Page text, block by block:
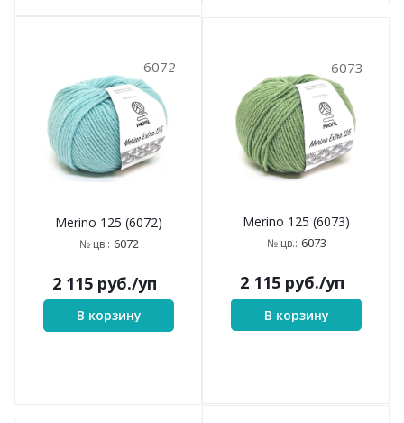
6072
Merino 125 (6072)
№ цв.: 6072
2 115руб./уп
В корзину
6073
Merino 125 (6073)
№ цв.: 6073
2 115руб./уп
В корзину